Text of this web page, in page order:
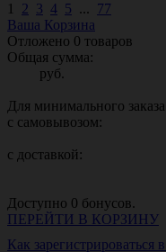
1 2 3 4 5 ... 77
Ваша Корзина
Отложено 0 товаров
Общая сумма:
руб.
Для минимального заказа
с самовывозом:
с доставкой:
Доступно 0 бонусов.
ПЕРЕЙТИ В КОРЗИНУ
Как зарегистрироваться